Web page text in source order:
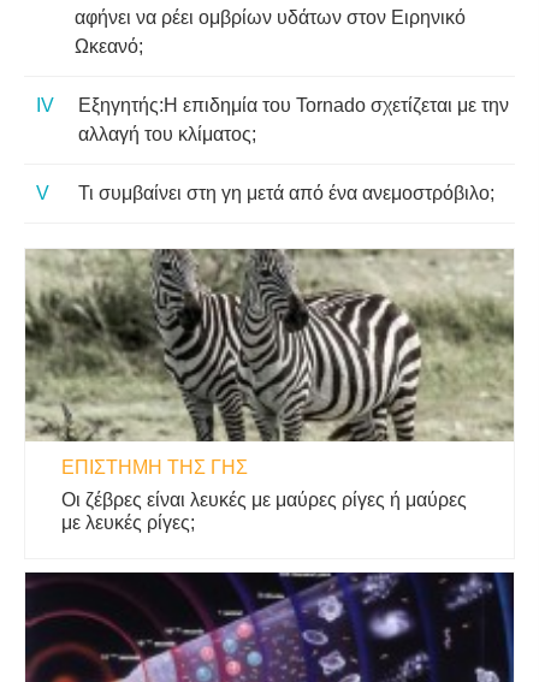
αφήνει να ρέει ομβρίων υδάτων στον Ειρηνικό
Ωκεανό;
Εξηγητής:Η επιδημία του Tornado σχετίζεται με την
αλλαγή του κλίματος;
Τι συμβαίνει στη γη μετά από ένα ανεμοστρόβιλο;
ΕΠΙΣΤΉΜΗ ΤΗΣ ΓΗΣ
Οι ζέβρες είναι λευκές με μαύρες ρίγες ή μαύρες
με λευκές ρίγες;